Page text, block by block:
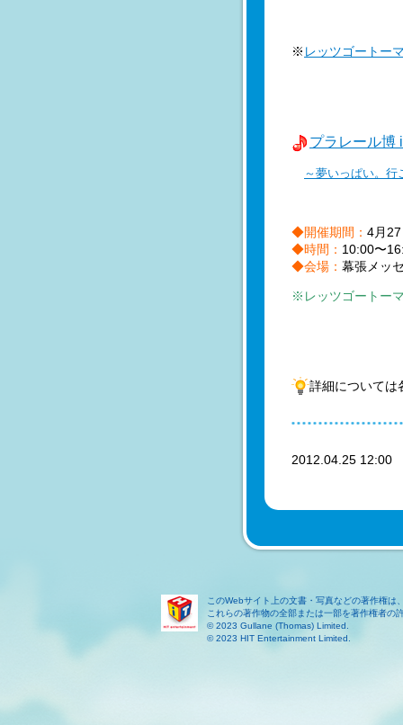
※ レッツゴートー
プラレール博
～夢いっぱい。行
◆開催期間： 4月
◆時間： 10:00〜
◆会場： 幕張メッ
※レッツゴートー
詳細については
2012.04.25
このWebサイト上の文書・写真などの著作権
これらの著作物の全部または一部を著作権者の
© 2023 Gullane (Thomas) Limited.
© 2023 HIT Entertainment Limited.